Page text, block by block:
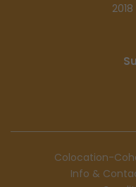
Colocation-
Info &